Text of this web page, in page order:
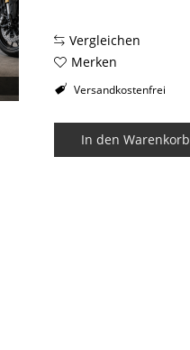
Vergleichen
Merken
Versandkostenfrei
In den Warenkorb